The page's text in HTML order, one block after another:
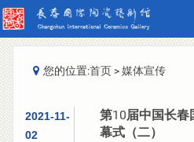
您的位置:首页 >媒体宣传
2021-11-
02
第10届中国长春
幕式（二）